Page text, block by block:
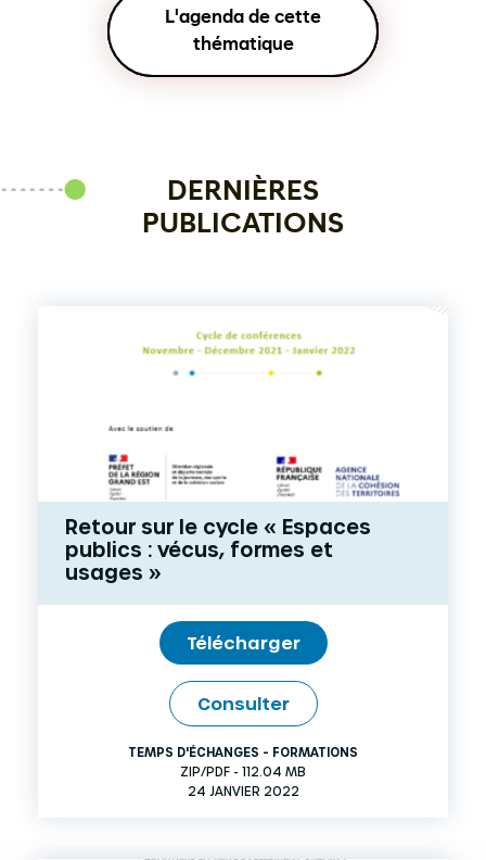
L'agenda de cette
thématique
DERNIÈRES
PUBLICATIONS
Retour sur le cycle « Espaces
publics : vécus, formes et
usages »
Télécharger
Consulter
TEMPS D'ÉCHANGES - FORMATIONS
ZIP/PDF - 112.04 MB
24 JANVIER 2022